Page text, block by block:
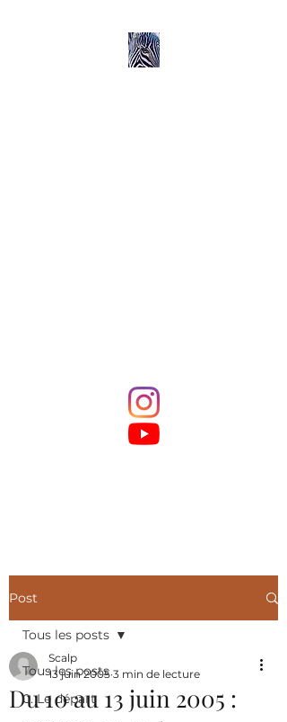
Post
Tous les posts
0. Le départ
Tous les posts
Du 10 au 13 juin 2005 :
Scalp
13 juin 2005 3 min de lecture